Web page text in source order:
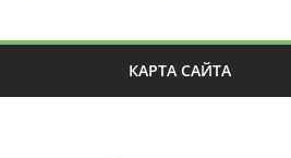
КАРТА САЙТА